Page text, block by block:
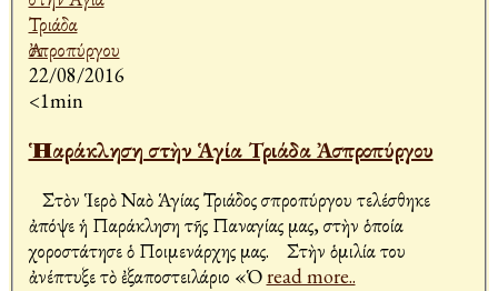
22/08/2016
<1min
Ἡ Παράκληση στὴν Ἁγία Τριάδα Ἀσπροπύργου
Στὸν Ἱερὸ Ναὸ Ἁγίας Τριάδος Ἀσπροπύργου τελέσθηκε
ἀπόψε ἡ Παράκληση τῆς Παναγίας μας, στὴν ὁποία
χοροστάτησε ὁ Ποιμενάρχης μας. Στὴν ὁμιλία του
ἀνέπτυξε τὸ ἐξαποστειλάριο «Ὁread more..